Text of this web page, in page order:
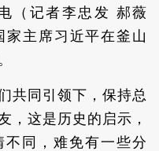
（记者李忠发 郝薇
家主席习近平在釜山
共同引领下，保持总
，这是历史的启示，
同，难免有一些分